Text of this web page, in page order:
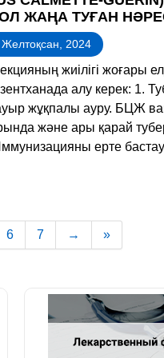
ЖАҢА ТУҒАН
2024
жиілігі жоғары
алу керек: 1.
ауыр жұқпалы ауру. БЦЖ
және ары қарай
ерте
6 7 → »